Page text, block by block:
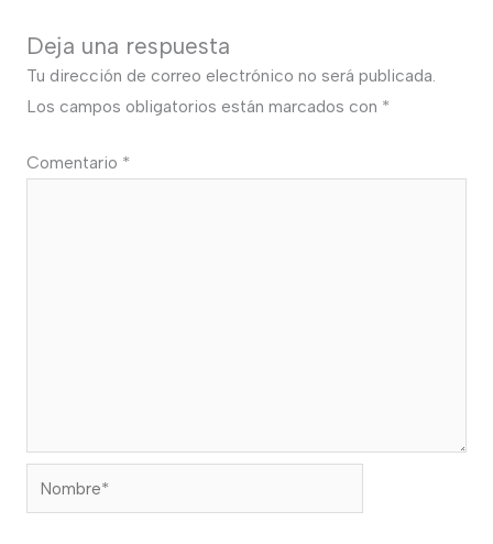
Deja una respuesta
Tu dirección de correo electrónico no será publicada.
Los campos obligatorios están marcados con *
Comentario *
Nombre*